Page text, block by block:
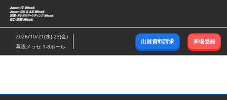
ス
キ
ッ
し
む
2026/10/21(水)-23(金)
幕張メッセ 1-8ホール
出展資料請求 来場登録